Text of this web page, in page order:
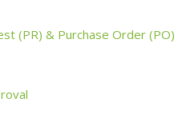
(PR) & Purchase Order (PO)